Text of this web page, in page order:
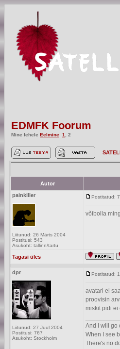
EDMFK Foorum
Mine lehele Eelmine 1 2
Autor
painkiller
Liitunud: 26 Märts 2004
Postitusi: 543
Asukoht: tallinn/tartu
Postitatud:
võibolla
Tagasi üles
dpr
Liitunud: 27 Juul 2004
Postitusi: 767
Asukoht: Stockholm
Postitatud:
avatari ei
proovisin
miskit pidi ei
And I will go
When I see
There's no